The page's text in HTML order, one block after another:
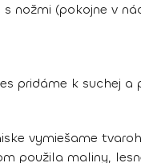
s nožmi (pokojne v
pridáme k suchej a
vymiešame
použila maliny,